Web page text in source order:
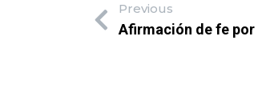
Previous
Afirmación de fe por